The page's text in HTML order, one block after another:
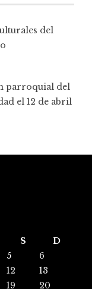
del
parroquial del
el 12 de abril
S
D
5
6
12
13
19
20